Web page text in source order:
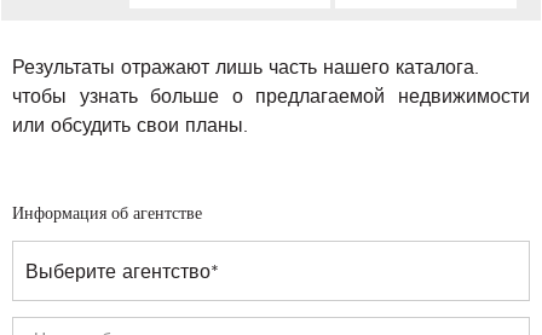
Результаты отражают лишь часть нашего каталога.
чтобы узнать больше о предлагаемой недвижимости
или обсудить свои планы.
Информация об агентстве